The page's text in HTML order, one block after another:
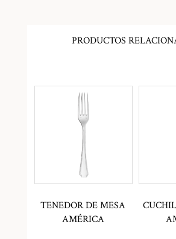
PRODUCTOS
TENEDOR DE MESA
AMÉRICA